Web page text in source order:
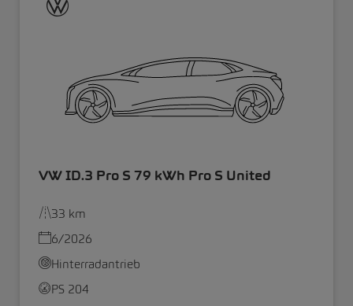
VW ID.3 Pro S 79 kWh Pro S United
33 km
6/2026
Hinterradantrieb
PS 204